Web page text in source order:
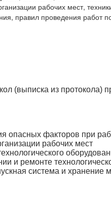
рабочих мест,
правил проведения
(выписка из протокола)
опасных факторов при
рабочих мест
и ремонте
система и хранение